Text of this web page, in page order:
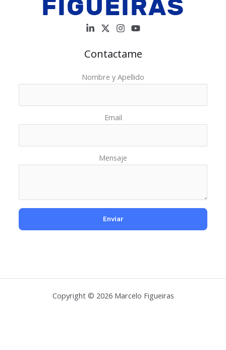
Contactame
Nombre y Apellido
Email
Mensaje
Copyright © 2026 Marcelo Figueiras